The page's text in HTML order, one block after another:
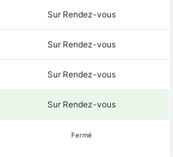
Sur Rendez-vous
Sur Rendez-vous
Sur Rendez-vous
Sur Rendez-vous
Fermé